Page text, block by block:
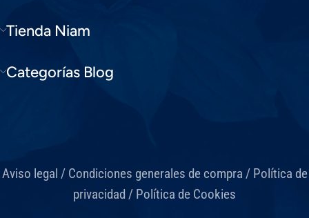
Tienda Niam
Categorías Blog
Aviso legal / Condiciones generales de compra / Política de
privacidad / Política de Cookies